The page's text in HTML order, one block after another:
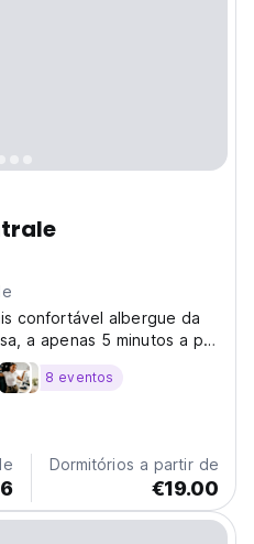
confortável albergue da
a apenas 5 minutos a pé
8 eventos
Dormitórios a partir de
€19.00